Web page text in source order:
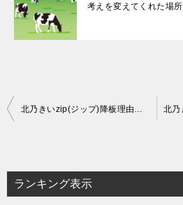
考えを変えてくれた場所
投
ビ
ゲ
北乃きいzip(ジップ)降板理由の真相！衝撃の事情とは？
ランキング表示